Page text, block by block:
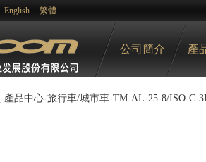
English 繁體
公司簡介 產
-產品中心-旅行車/城市車-TM-AL-25-8/ISO-C-